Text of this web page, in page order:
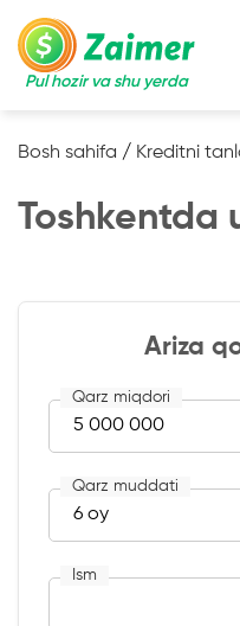
Pul hozir va shu yerda
Bosh sahifa / Kreditni
Toshkentda
Ariza
Qarz miqdori
Qarz muddati
Ism